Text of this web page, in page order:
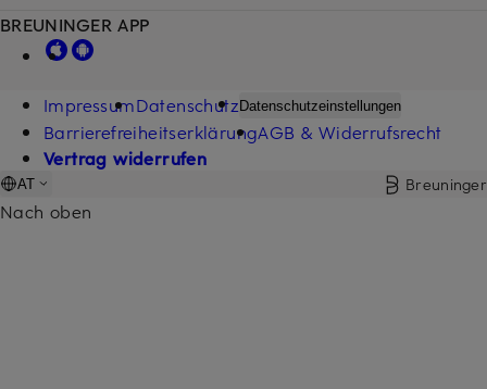
BREUNINGER APP
ImpressumDatenschutzDatenschutzeinstellungen
BarrierefreiheitserklärungAGB & Widerrufsrecht
Vertrag widerrufen
AT Breuninger
Nach oben